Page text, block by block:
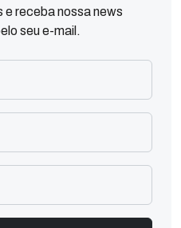
e receba nossa news
seu e-mail.